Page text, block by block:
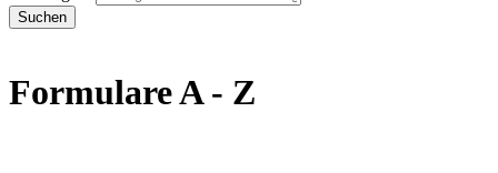
Formulare A - Z